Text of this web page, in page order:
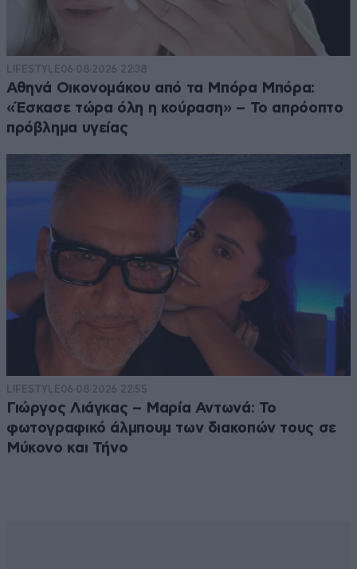
LIFESTYLE06·08·2026 22:38
Αθηνά Οικονομάκου από τα Μπόρα Μπόρα:
«Έσκασε τώρα όλη η κούραση» – Το απρόοπτο
πρόβλημα υγείας
LIFESTYLE06·08·2026 22:55
Γιώργος Λιάγκας – Μαρία Αντωνά: Το
φωτογραφικό άλμπουμ των διακοπών τους σε
Μύκονο και Τήνο